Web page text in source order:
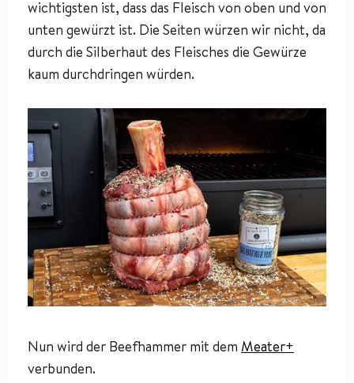
wichtigsten ist, dass das Fleisch von oben und von
unten gewürzt ist. Die Seiten würzen wir nicht, da
durch die Silberhaut des Fleisches die Gewürze
kaum durchdringen würden.
Nun wird der Beefhammer mit dem Meater+
verbunden.